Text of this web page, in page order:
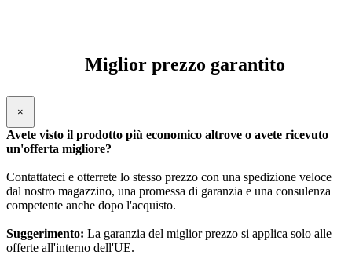
Miglior prezzo garantito
×
Avete visto il prodotto più economico altrove o avete ricevuto
un'offerta migliore?
Contattateci e otterrete lo stesso prezzo con una spedizione veloce
dal nostro magazzino, una promessa di garanzia e una consulenza
competente anche dopo l'acquisto.
Suggerimento: La garanzia del miglior prezzo si applica solo alle
offerte all'interno dell'UE.